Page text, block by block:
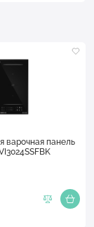
варочная панель